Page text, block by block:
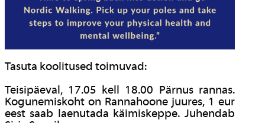
Tasuta koolitused toimuvad:
Teisipäeval, 17.05 kell 18.00 Pärnus rannas.
Kogunemiskoht on Rannahoone juures, 1 eur
eest saab laenutada käimiskeppe. Juhendab